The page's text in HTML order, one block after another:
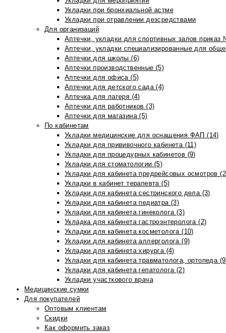
Укладки при бронхиальной астме
Укладки при отравлении дезсредствами
Для организаций
Аптечки, укладки для спортивных залов приказ
Аптечки, укладки специализированные для
Аптечки для школы (6)
Аптечки производственные (5)
Аптечки для офиса (5)
Аптечки для детского сада (4)
Аптечка для лагеря (4)
Аптечки для работников (3)
Аптечки для магазина (5)
По кабинетам
Укладки медицинские для оснащения ФАП (14)
Укладки для прививочного кабинета (11)
Укладки для процедурных кабинетов (9)
Укладки для стоматологии (5)
Укладки для кабинета предрейсовых осмотров
Укладки в кабинет терапевта (5)
Укладки для кабинета сестринского дела (3)
Укладки для кабинета педиатра (3)
Укладки для кабинета гинеколога (3)
Укладка для кабинета гастроэнтеролога (2)
Укладки для кабинета косметолога (10)
Укладки для кабинета аллерголога (9)
Укладки для кабинета хирурга (4)
Укладки для кабинета травматолога, ортопеда
Укладки для кабинета гепатолога (2)
Укладки участкового врача
Медицинские сумки
Для покупателей
Оптовым клиентам
Скидки
Как оформить заказ